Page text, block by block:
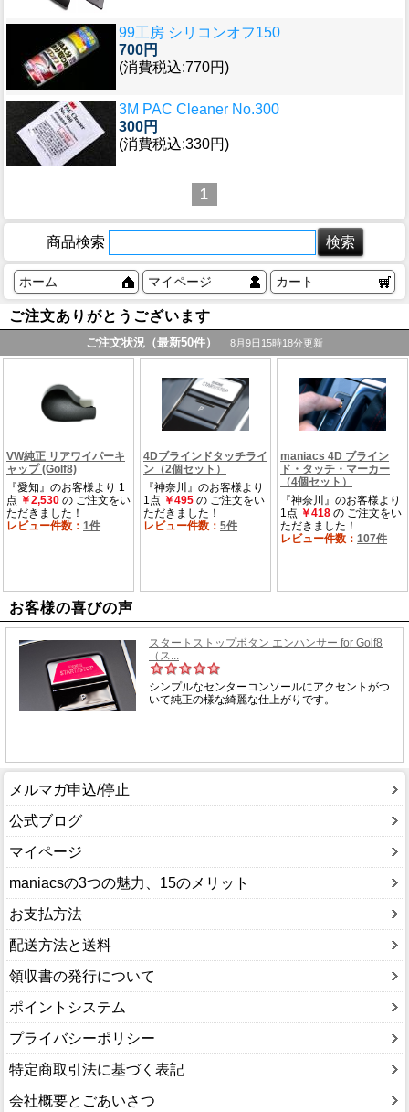
99工房 シリコンオフ150
700円
(消費税込:770円)
3M PAC Cleaner No.300
300円
(消費税込:330円)
1
商品検索
ホーム マイページ カート
ご注文ありがとうございます
お客様の喜びの声
メルマガ申込/停止
公式ブログ
マイページ
maniacsの3つの魅力、15のメリット
お支払方法
配送方法と送料
領収書の発行について
ポイントシステム
プライバシーポリシー
特定商取引法に基づく表記
会社概要とごあいさつ